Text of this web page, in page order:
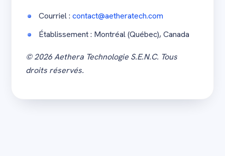
Courriel : contact@aetheratech.com
Établissement : Montréal (Québec), Canada
© 2026 Aethera Technologie S.E.N.C. Tous
droits réservés.